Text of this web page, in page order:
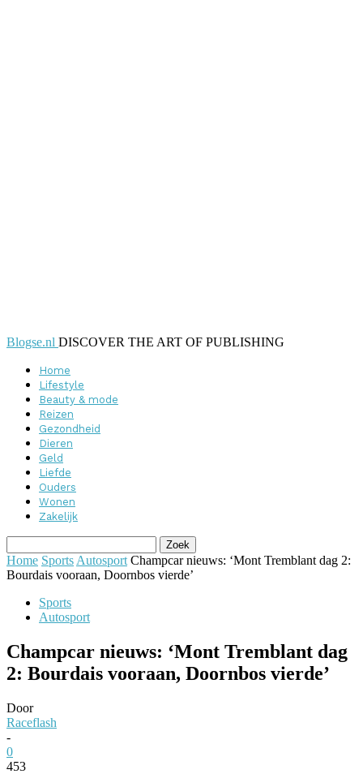
Blogse.nl DISCOVER THE ART OF PUBLISHING
Home
Lifestyle
Beauty & mode
Reizen
Gezondheid
Dieren
Geld
Liefde
Ouders
Wonen
Zakelijk
Home Sports Autosport Champcar nieuws: ‘Mont Tremblant dag 2:
Bourdais vooraan, Doornbos vierde’
Sports
Autosport
Champcar nieuws: ‘Mont Tremblant dag
2: Bourdais vooraan, Doornbos vierde’
Door
Raceflash
-
0
453